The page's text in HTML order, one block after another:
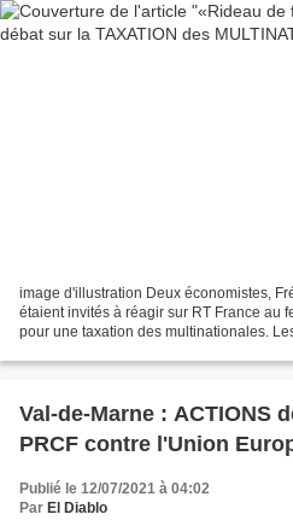
image d'illustration Deux économistes,
étaient invités à réagir sur RT France au
pour une taxation des multinationales.
Val-de-Marne : ACTIONS
PRCF contre l'Union
Publié le 12/07/2021 à 04:02
Par El Diablo